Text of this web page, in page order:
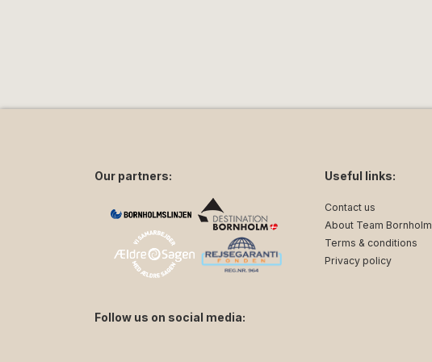
Our partners:
Follow us on social media:
Useful links:
Contact us
About Team Bornholm
Terms & conditions
Privacy policy